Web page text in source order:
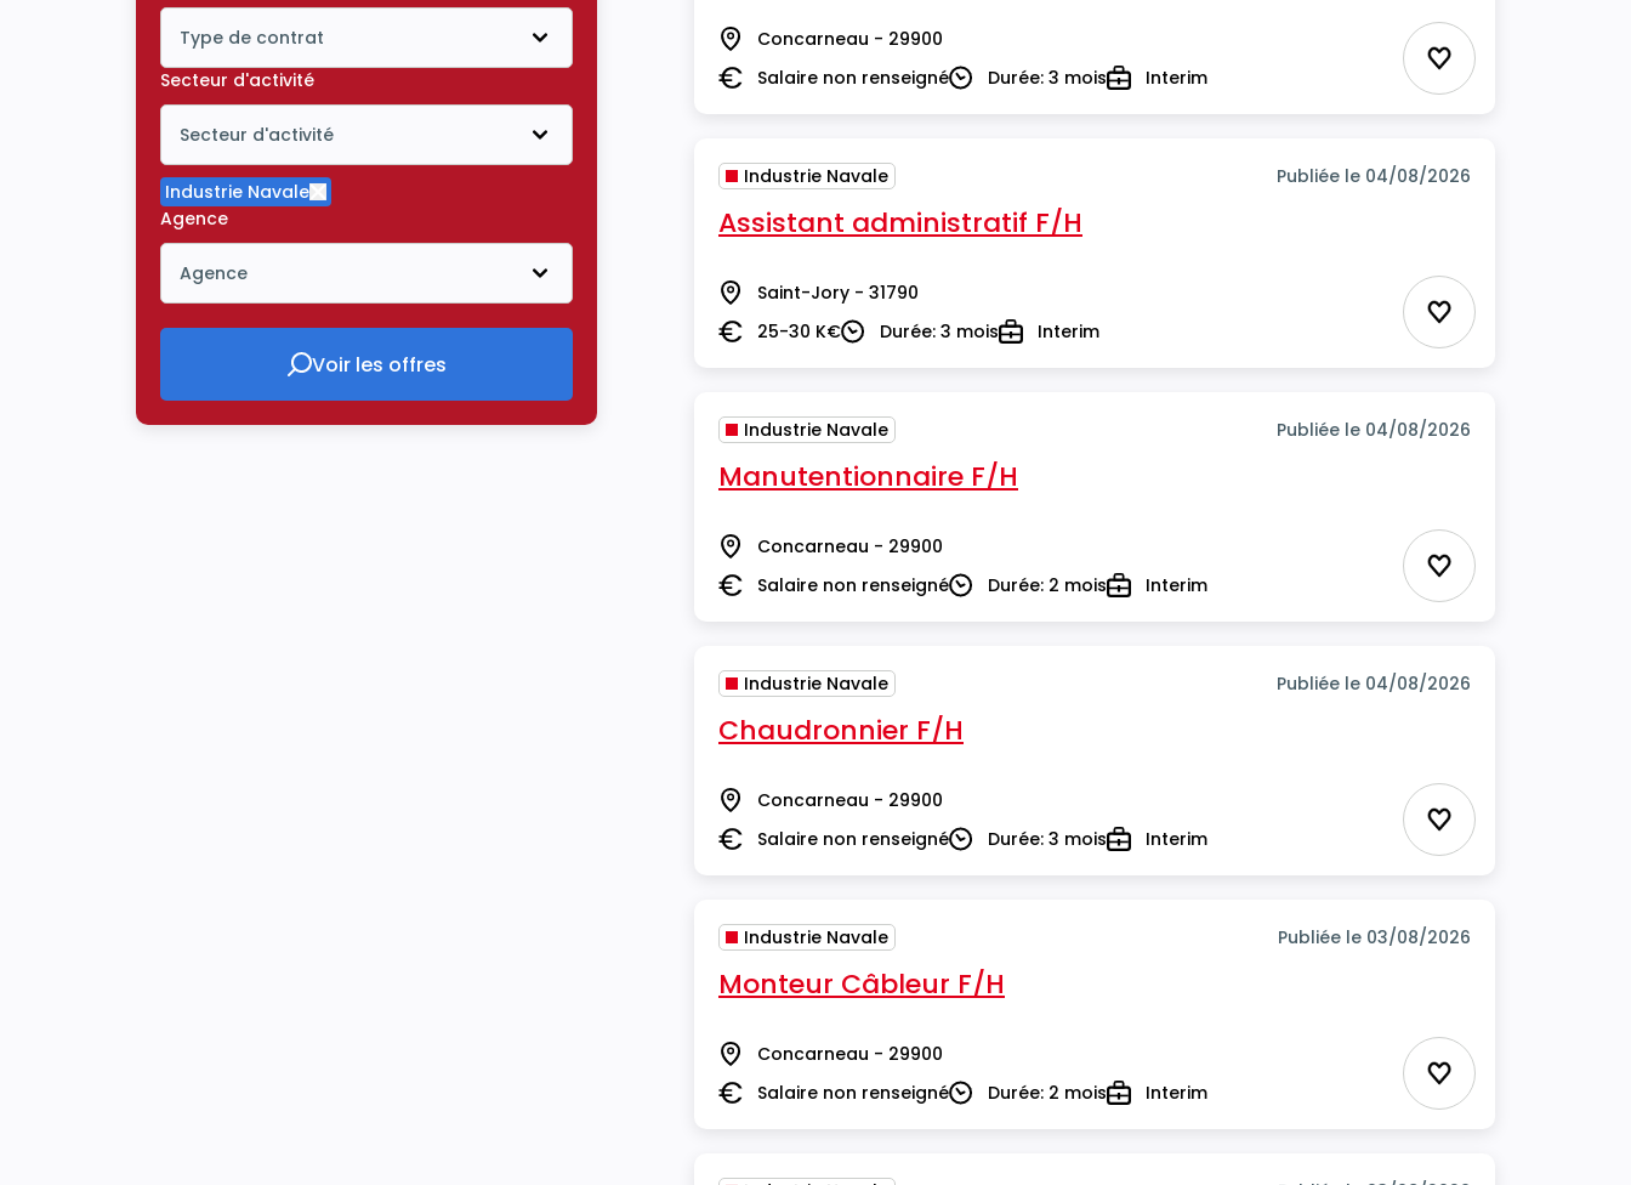
Type de contrat
Icône ouvrir la liste déroulante
Secteur d'activité
Secteur d'activité
Icône ouvrir la liste déroulante
Industrie Navale
Supprimer le critère Industrie Navale
Agence
Agence
Icône ouvrir la liste déroulante
Voir les offres
Voir les offres
Lieu Concarneau - 29900
SalaireSalaire non renseignéDuréeDurée: 3 moisTypeInterim Ajouter aux
Industrie Navale Publiée le 04/08/2026
Assistant administratif F/H
Lieu Saint-Jory - 31790
Salaire25-30 K€DuréeDurée: 3 moisTypeInterim Ajouter aux
Industrie Navale Publiée le 04/08/2026
Manutentionnaire F/H
Lieu Concarneau - 29900
SalaireSalaire non renseignéDuréeDurée: 2 moisTypeInterim Ajouter aux
Industrie Navale Publiée le 04/08/2026
Chaudronnier F/H
Lieu Concarneau - 29900
SalaireSalaire non renseignéDuréeDurée: 3 moisTypeInterim Ajouter aux
Industrie Navale Publiée le 03/08/2026
Monteur Câbleur F/H
Lieu Concarneau - 29900
SalaireSalaire non renseignéDuréeDurée: 2 moisTypeInterim Ajouter aux